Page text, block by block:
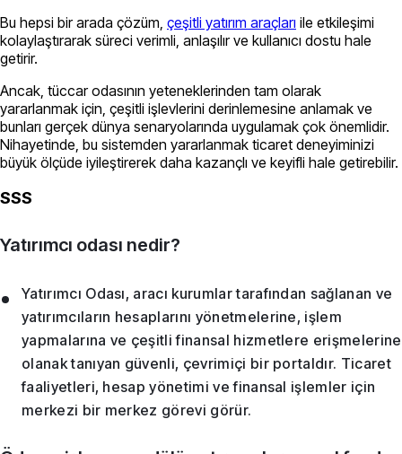
Bu hepsi bir arada çözüm, çeşitli yatırım araçları ile etkileşimi
kolaylaştırarak süreci verimli, anlaşılır ve kullanıcı dostu hale
getirir.
Ancak, tüccar odasının yeteneklerinden tam olarak
yararlanmak için, çeşitli işlevlerini derinlemesine anlamak ve
bunları gerçek dünya senaryolarında uygulamak çok önemlidir.
Nihayetinde, bu sistemden yararlanmak ticaret deneyiminizi
büyük ölçüde iyileştirerek daha kazançlı ve keyifli hale getirebilir.
SSS
Yatırımcı odası nedir?
Yatırımcı Odası, aracı kurumlar tarafından sağlanan ve
yatırımcıların hesaplarını yönetmelerine, işlem
yapmalarına ve çeşitli finansal hizmetlere erişmelerine
olanak tanıyan güvenli, çevrimiçi bir portaldır. Ticaret
faaliyetleri, hesap yönetimi ve finansal işlemler için
merkezi bir merkez görevi görür.